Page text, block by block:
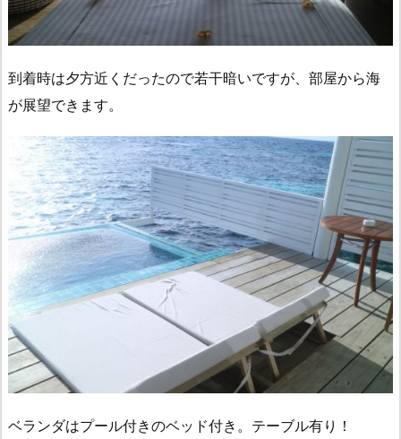
到着時は夕方近くだったので若干暗いですが、部屋から海
が展望できます。
ベランダはプール付きのベッド付き。テーブル有り！